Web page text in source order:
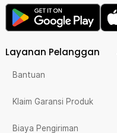
Layanan Pelanggan
Bantuan
Klaim Garansi Produk
Biaya Pengiriman